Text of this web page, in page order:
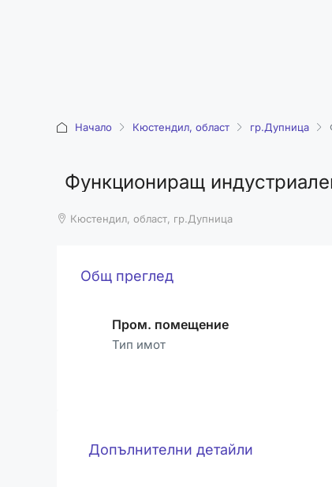
Начало Кюстендил, област гр.Дупница
Функциониращ
Кюстендил, област, гр.Дупница
Общ преглед
Пром. помещение
Тип имот
Допълнителни детайли